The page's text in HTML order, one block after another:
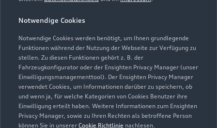
Notwendige Cookies
Notwendige Cookies werden benötigt, um Ihnen grundlegende
Funktionen während der Nutzung der Webseite zur Verfügung zu
stellen. Zu diesen Funktionen gehört z. B. der
Fahrzeugkonfigurator oder der Ensighten Privacy Manager (unser
Einwilligungsmanagementtool). Der Ensighten Privacy Manager
verwendet Cookies, um Informationen darüber zu speichern, ob
und wenn ja, für welche Kategorien von Cookies Benutzer ihre
Einwilligung erteilt haben. Weitere Informationen zum Ensighten
Privacy Manager, sowie zu Ihren Rechten als betroffene Person
können Sie in unserer Cookie Richtlinie nachlesen.
Ersatzteileverkauf/Lager
Geschlossen,öffnet am Samstag 08:00
Zurück nach oben
Modelle